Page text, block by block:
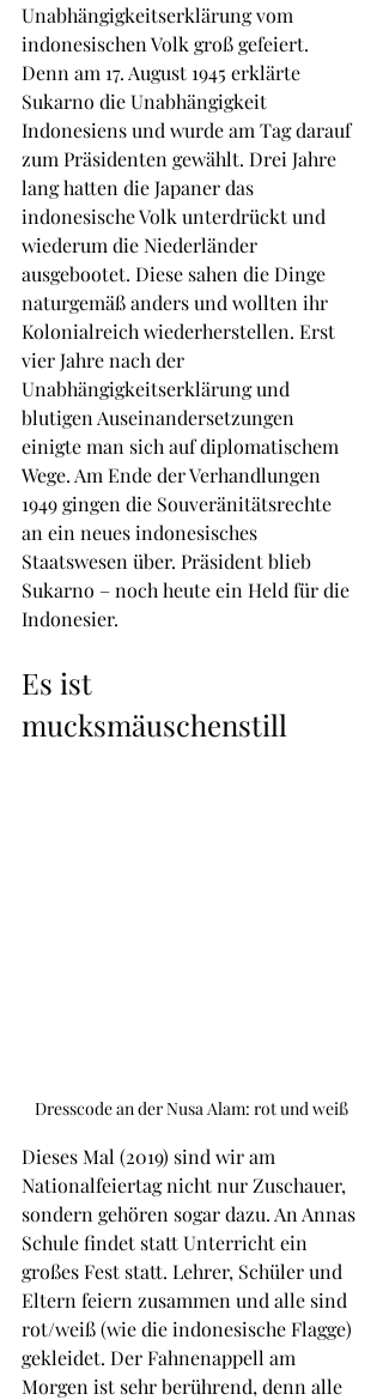
Unabhängigkeitserklärung vom
indonesischen Volk groß gefeiert.
Denn am 17. August 1945 erklärte
Sukarno die Unabhängigkeit
Indonesiens und wurde am Tag darauf
zum Präsidenten gewählt. Drei Jahre
lang hatten die Japaner das
indonesische Volk unterdrückt und
wiederum die Niederländer
ausgebootet. Diese sahen die Dinge
naturgemäß anders und wollten ihr
Kolonialreich wiederherstellen. Erst
vier Jahre nach der
Unabhängigkeitserklärung und
blutigen Auseinandersetzungen
einigte man sich auf diplomatischem
Wege. Am Ende der Verhandlungen
1949 gingen die Souveränitätsrechte
an ein neues indonesisches
Staatswesen über. Präsident blieb
Sukarno – noch heute ein Held für die
Indonesier.
Es ist
mucksmäuschenstill
Dresscode an der Nusa Alam: rot und weiß
Dieses Mal (2019) sind wir am
Nationalfeiertag nicht nur Zuschauer,
sondern gehören sogar dazu. An Annas
Schule findet statt Unterricht ein
großes Fest statt. Lehrer, Schüler und
Eltern feiern zusammen und alle sind
rot/weiß (wie die indonesische Flagge)
gekleidet. Der Fahnenappell am
Morgen ist sehr berührend, denn alle